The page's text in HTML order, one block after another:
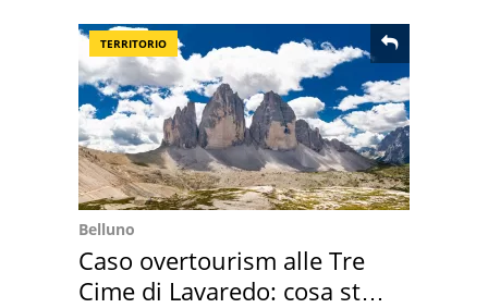
TERRITORIO
Belluno
Caso overtourism alle Tre
Cime di Lavaredo: cosa sta